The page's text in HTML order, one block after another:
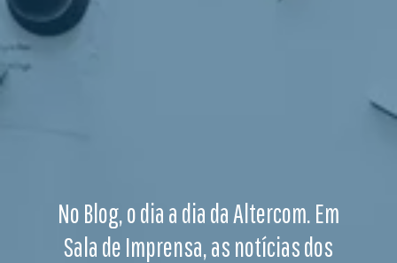
No Blog, o dia a dia da Altercom. Em
Sala de Imprensa, as notícias dos